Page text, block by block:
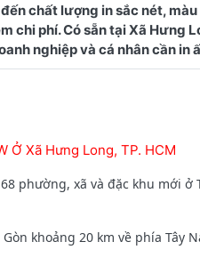
chất lượng in sắc nét,
phí. Có sẵn tại Xã Hưng
Ở Xã Hưng Long, TP. HCM
phường, xã và đặc khu mới ở
khoảng 20 km về phía Tây